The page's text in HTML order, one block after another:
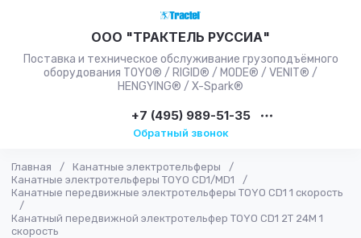
ООО "ТРАКТЕЛЬ РУССИА"
Поставка и техническое обслуживание грузоподъёмного
оборудования TOYO® / RIGID® / MODE® / VENIT® /
HENGYING® / X-Spark®
+7 (495) 989-51-35
Обратный звонок
Главная / Канатные электротельферы
/
Канатные электротельферы TOYO CD1/MD1
/
Канатные передвижные электротельферы TOYO CD1 1 скорость
/
Канатный передвижной электротельфер TOYO CD1 2T 24M 1
скорость